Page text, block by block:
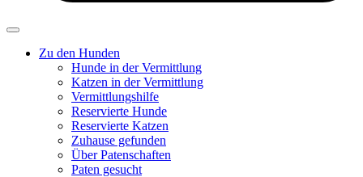
Zu den Hunden
Hunde in der Vermittlung
Katzen in der Vermittlung
Vermittlungshilfe
Reservierte Hunde
Reservierte Katzen
Zuhause gefunden
Über Patenschaften
Paten gesucht